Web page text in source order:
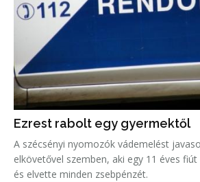
Ezrest rabolt egy gyermektől
A szécsényi nyomozók vádemelést
elkövetővel szemben, aki egy 11 éves
és elvette minden zsebpénzét.